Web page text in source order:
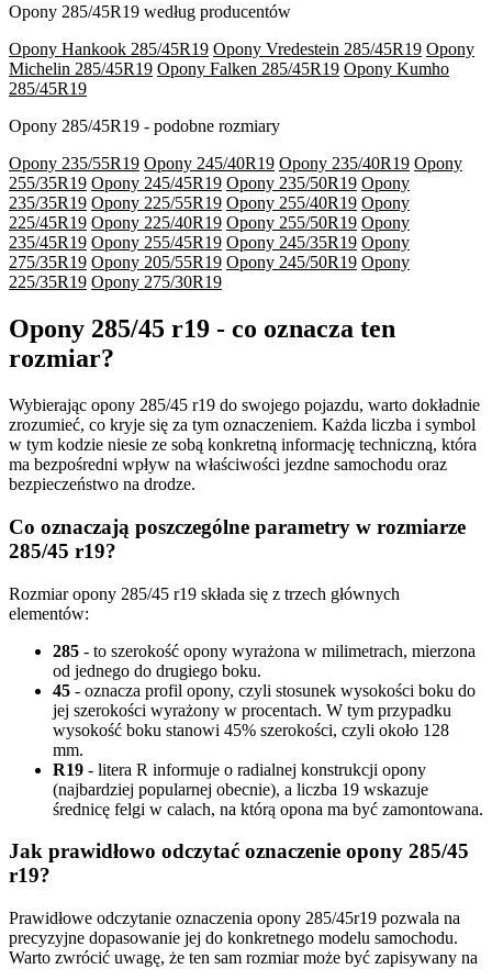
Opony 285/45R19 według producentów
Opony Hankook 285/45R19 Opony Vredestein 285/45R19 Opony
Michelin 285/45R19 Opony Falken 285/45R19 Opony Kumho
285/45R19
Opony 285/45R19 - podobne rozmiary
Opony 235/55R19 Opony 245/40R19 Opony 235/40R19 Opony
255/35R19 Opony 245/45R19 Opony 235/50R19 Opony
235/35R19 Opony 225/55R19 Opony 255/40R19 Opony
225/45R19 Opony 225/40R19 Opony 255/50R19 Opony
235/45R19 Opony 255/45R19 Opony 245/35R19 Opony
275/35R19 Opony 205/55R19 Opony 245/50R19 Opony
225/35R19 Opony 275/30R19
Opony 285/45 r19 - co oznacza ten
rozmiar?
Wybierając opony 285/45 r19 do swojego pojazdu, warto dokładnie
zrozumieć, co kryje się za tym oznaczeniem. Każda liczba i symbol
w tym kodzie niesie ze sobą konkretną informację techniczną, która
ma bezpośredni wpływ na właściwości jezdne samochodu oraz
bezpieczeństwo na drodze.
Co oznaczają poszczególne parametry w rozmiarze
285/45 r19?
Rozmiar opony 285/45 r19 składa się z trzech głównych
elementów:
285 - to szerokość opony wyrażona w milimetrach, mierzona
od jednego do drugiego boku.
45 - oznacza profil opony, czyli stosunek wysokości boku do
jej szerokości wyrażony w procentach. W tym przypadku
wysokość boku stanowi 45% szerokości, czyli około 128
mm.
R19 - litera R informuje o radialnej konstrukcji opony
(najbardziej popularnej obecnie), a liczba 19 wskazuje
średnicę felgi w calach, na którą opona ma być zamontowana.
Jak prawidłowo odczytać oznaczenie opony 285/45
r19?
Prawidłowe odczytanie oznaczenia opony 285/45r19 pozwala na
precyzyjne dopasowanie jej do konkretnego modelu samochodu.
Warto zwrócić uwagę, że ten sam rozmiar może być zapisywany na